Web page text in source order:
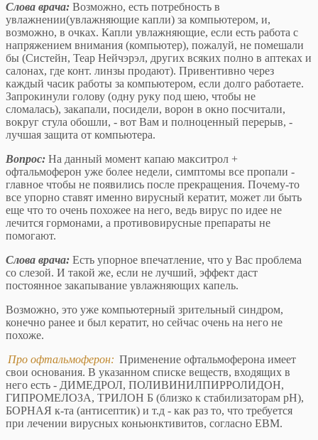
Слова врача: Возможно, есть потребность в
увлажнении(увлажняющие капли) за компьютером, и,
возможно, в очках. Капли увлажняющие, если есть работа с
напряжением внимания (компьютер), пожалуй, не помешали
бы (Систейн, Теар Нейчэрэл, других всяких полно в аптеках и
салонах, где конт. линзы продают). Привентивно через
каждый часик работы за компьютером, если долго работаете.
Запрокинули голову (одну руку под шею, чтобы не
сломалась), закапали, посидели, ворон в окно посчитали,
вокруг стула обошли, - вот Вам и полноценный перерыв, -
лучшая защита от компьютера.
Вопрос: На данный момент капаю макситрол +
офтальмоферон уже более недели, симптомы все пропали -
главное чтобы не появились после прекращения. Почему-то
все упорно ставят именно вирусный кератит, может ли быть
еще что то очень похожее на него, ведь вирус по идее не
лечится гормонами, а противовирусные препараты не
помогают.
Слова врача: Есть упорное впечатление, что у Вас проблема
со слезой. И такой же, если не лучший, эффект даст
постоянное закапывание увлажняющих капель.
Возможно, это уже компьютерный зрительный синдром,
конечно ранее и был кератит, но сейчас очень на него не
похоже.
Про офтальмоферон: Применение офтальмоферона имеет
свои основания. В указанном списке веществ, входящих в
него есть - ДИМЕДРОЛ, ПОЛИВИНИЛПИРРОЛИДОН,
ГИПРОМЕЛОЗА, ТРИЛОН Б (близко к стабилизаторам рН),
БОРНАЯ к-та (антисептик) и т.д - как раз то, что требуется
при лечении вирусных коньюнктивитов, согласно ЕВМ.